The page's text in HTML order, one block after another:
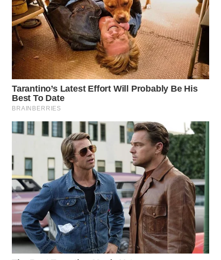
BORNEO
Wahana
Media
Group
WAHANA
NEWS
WAHANA
TANI
ADVOKAT
WAHANA
INFRASTRUKTUR
WAHANA
KONSUMEN
WAHANA